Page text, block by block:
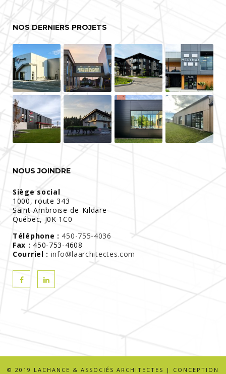
NOS DERNIERS PROJETS
NOUS JOINDRE
Siège social
1000, route 343
Saint-Ambroise-de-Kildare
Québec, J0K 1C0
Téléphone : 450-755-4036
Fax : 450-753-4608
Courriel : info@laarchitectes.com
© 2019 LACHANCE & ASSOCIÉS ARCHITECTES | CONCEPTION